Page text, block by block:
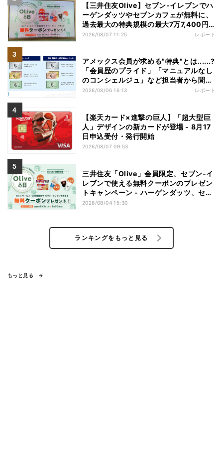
【三井住友Olive】セブン-イレブンでハ
ーゲンダッツやセブンカフェが無料に、
過去最大の特典規模の最大7万7,400円
相当がもらえるキャンペーンも - 夏休み
2026/08/07 11:25 レポート
アメックス会員が求める"特典"とは......?
「会員歴のプライド」「マニュアルなし
のコンシェルジュ」など担当者から聞い
た"裏話"も
2026/08/06 16:13 レポート
【楽天カード×進撃の巨人】「超大型巨
人」デザインの新カードが登場 - 8月17
日申込受付・発行開始
2026/08/07 09:53
三井住友「Olive」会員限定、セブン‐イ
レブンで使える無料クーポンのプレゼン
トキャンペーン - ハーゲンダッツ、セブ
ンカフェなどが無料に
2026/08/04 15:30
ランキングをもっと見る
もっと見る